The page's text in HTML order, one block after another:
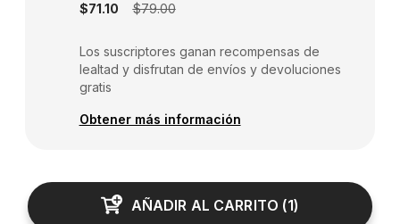
$71.10 $79.00
Los suscriptores ganan recompensas de
lealtad y disfrutan de envíos y devoluciones
gratis
Obtener más información
AÑADIR AL CARRITO (1)